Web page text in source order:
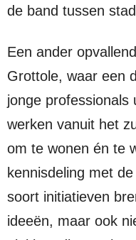
de band tussen
Een ander
Grottole, waar een
jonge professionals
werken vanuit het
om te wonen én te
kennisdeling met
soort initiatieven
ideeën, maar ook